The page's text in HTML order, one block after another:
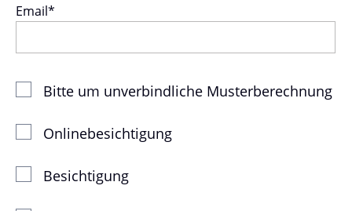
Email*
Bitte um unverbindliche Musterberechnung
Onlinebesichtigung
Besichtigung